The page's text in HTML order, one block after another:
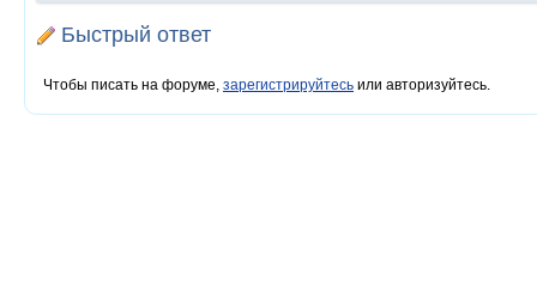
Быстрый ответ
Чтобы писать на форуме, зарегистрируйтесь или авторизуйтесь.